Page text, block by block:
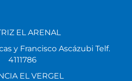
EL ARENAL
y Francisco Ascázubi Telf.
4111786
EL VERGEL